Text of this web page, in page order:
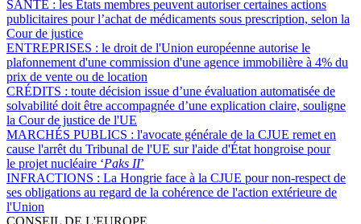
SANTÉ : les États membres peuvent autoriser certaines actions
publicitaires pour l’achat de médicaments sous prescription, selon la
Cour de justice
ENTREPRISES : le droit de l'Union européenne autorise le
plafonnement d'une commission d'une agence immobilière à 4% du
prix de vente ou de location
CRÉDITS : toute décision issue d’une évaluation automatisée de
solvabilité doit être accompagnée d’une explication claire, souligne
la Cour de justice de l'UE
MARCHÉS PUBLICS : l'avocate générale de la CJUE remet en
cause l'arrêt du Tribunal de l'UE sur l'aide d'État hongroise pour
le projet nucléaire ‘Paks II’
INFRACTIONS : La Hongrie face à la CJUE pour non-respect de
ses obligations au regard de la cohérence de l'action extérieure de
l'Union
CONSEIL DE L'EUROPE